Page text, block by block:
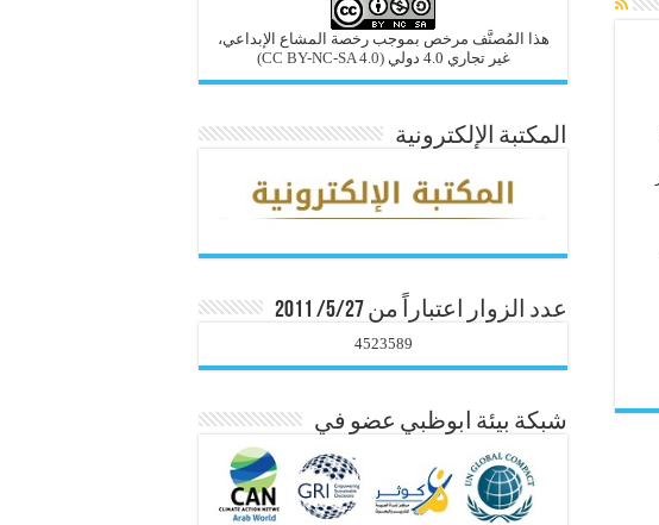
هذا المُصنَّف مرخص بموجب رخصة المشاع الإبداعي،
غير تجاري 4.0 دولي
(CC BY-NC-SA 4.0)
المكتبة الإلكترونية
عدد الزوار اعتباراً من 5/27/ 2011
4523589
شبكة بيئة ابوظبي عضو في